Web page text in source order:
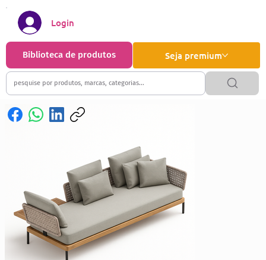
Seja premium
Biblioteca de produtos
Login